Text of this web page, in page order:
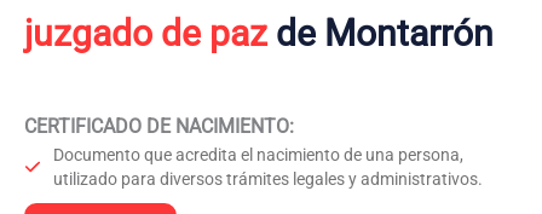
juzgado de pazde Montarrón
CERTIFICADO DE NACIMIENTO:
Documento que acredita el nacimiento de una persona,
utilizado para diversos trámites legales y administrativos.